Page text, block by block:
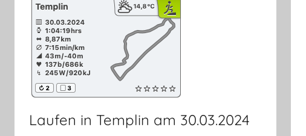
Laufen in Templin am 30.03.2024